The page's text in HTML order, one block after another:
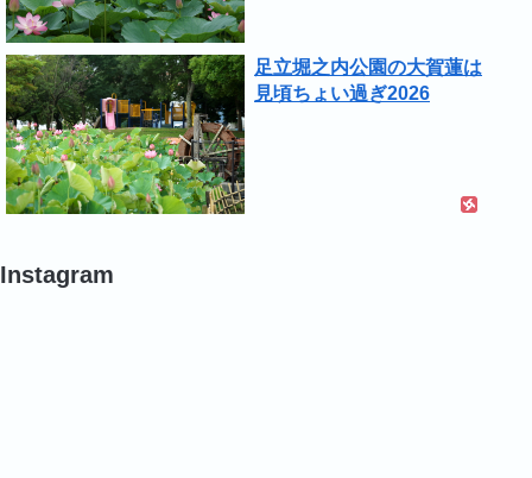
足立堀之内公園の大賀蓮は
見頃ちょい過ぎ2026
Instagram